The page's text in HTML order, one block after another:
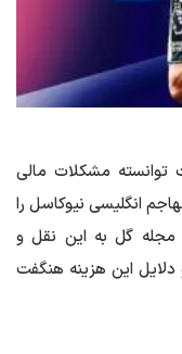
توانسته مشکلات مالی
انگلیسی نیوکاسل را
مجله گل به این نقل و
دلایل این هزینه هنگفت